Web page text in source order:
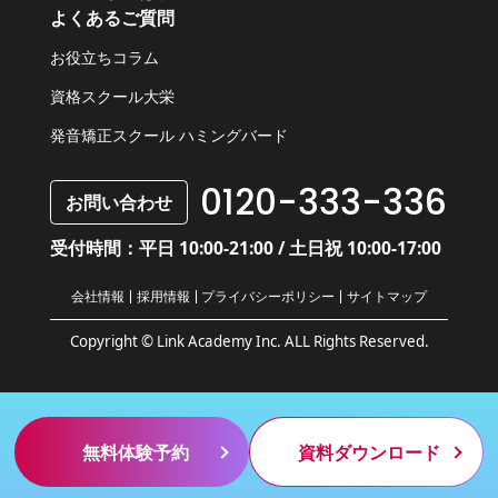
よくあるご質問
お役立ちコラム
資格スクール大栄
発音矯正スクール ハミングバード
お問い合わせ 0120-333-336
受付時間：平日 10:00-21:00 / 土日祝 10:00-17:00
Copyright © Link Academy Inc. ALL Rights Reserved.
会社情報 採用情報 プライバシーポリシー サイトマップ
無料体験予約 資料ダウンロード